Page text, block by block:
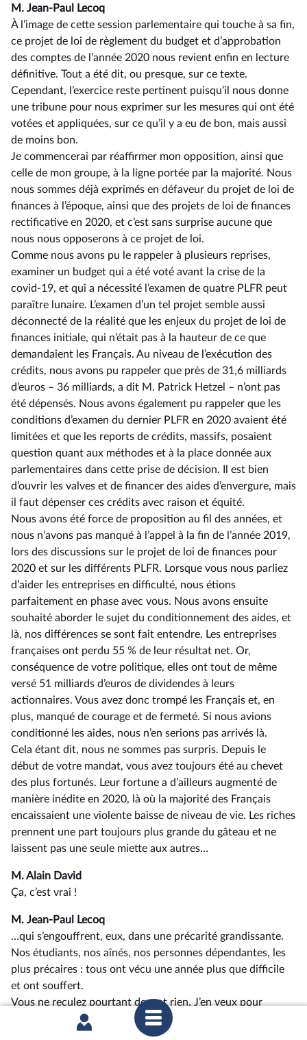
M. Jean-Paul Lecoq
À l’image de cette session parlementaire qui touche à sa fin,
ce projet de loi de règlement du budget et d’approbation
des comptes de l’année 2020 nous revient enfin en lecture
définitive. Tout a été dit, ou presque, sur ce texte.
Cependant, l’exercice reste pertinent puisqu’il nous donne
une tribune pour nous exprimer sur les mesures qui ont été
votées et appliquées, sur ce qu’il y a eu de bon, mais aussi
de moins bon.
Je commencerai par réaffirmer mon opposition, ainsi que
celle de mon groupe, à la ligne portée par la majorité. Nous
nous sommes déjà exprimés en défaveur du projet de loi de
finances à l’époque, ainsi que des projets de loi de finances
rectificative en 2020, et c’est sans surprise aucune que
nous nous opposerons à ce projet de loi.
Comme nous avons pu le rappeler à plusieurs reprises,
examiner un budget qui a été voté avant la crise de la
covid-19, et qui a nécessité l’examen de quatre PLFR peut
paraître lunaire. L’examen d’un tel projet semble aussi
déconnecté de la réalité que les enjeux du projet de loi de
finances initiale, qui n’était pas à la hauteur de ce que
demandaient les Français. Au niveau de l’exécution des
crédits, nous avons pu rappeler que près de 31,6 milliards
d’euros –⁠ 36 milliards, a dit M. Patrick Hetzel – n’ont pas
été dépensés. Nous avons également pu rappeler que les
conditions d’examen du dernier PLFR en 2020 avaient été
limitées et que les reports de crédits, massifs, posaient
question quant aux méthodes et à la place donnée aux
parlementaires dans cette prise de décision. Il est bien
d’ouvrir les valves et de financer des aides d’envergure, mais
il faut dépenser ces crédits avec raison et équité.
Nous avons été force de proposition au fil des années, et
nous n’avons pas manqué à l’appel à la fin de l’année 2019,
lors des discussions sur le projet de loi de finances pour
2020 et sur les différents PLFR. Lorsque vous nous parliez
d’aider les entreprises en difficulté, nous étions
parfaitement en phase avec vous. Nous avons ensuite
souhaité aborder le sujet du conditionnement des aides, et
là, nos différences se sont fait entendre. Les entreprises
françaises ont perdu 55 % de leur résultat net. Or,
conséquence de votre politique, elles ont tout de même
versé 51 milliards d’euros de dividendes à leurs
actionnaires. Vous avez donc trompé les Français et, en
plus, manqué de courage et de fermeté. Si nous avions
conditionné les aides, nous n’en serions pas arrivés là.
Cela étant dit, nous ne sommes pas surpris. Depuis le
début de votre mandat, vous avez toujours été au chevet
des plus fortunés. Leur fortune a d’ailleurs augmenté de
manière inédite en 2020, là où la majorité des Français
encaissaient une violente baisse de niveau de vie. Les riches
prennent une part toujours plus grande du gâteau et ne
laissent pas une seule miette aux autres…
M. Alain David
Ça, c’est vrai !
M. Jean-Paul Lecoq
…qui s’engouffrent, eux, dans une précarité grandissante.
Nos étudiants, nos aînés, nos personnes dépendantes, les
plus précaires : tous ont vécu une année plus que difficile
et ont souffert.
Vous ne reculez pourtant devant rien. J’en veux pour
exemple votre refus de déconjugaliser l’allocation aux
adultes handicapés (AAH), mesure qui vous aurait peu